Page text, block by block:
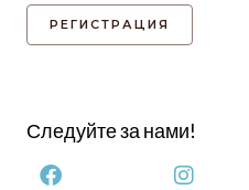
Следуйте за нами!